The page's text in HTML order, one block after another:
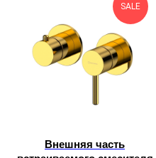
SALE
Внешняя часть